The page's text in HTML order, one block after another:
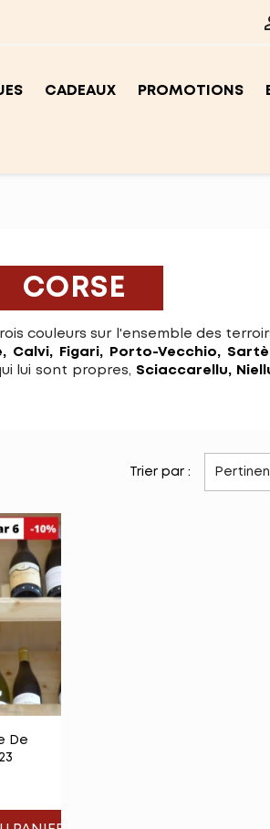
CADEAUX PROMOTIONS
CORSE
couleurs sur l'ensemble des
Calvi, Figari, Porto-Vecchio,
lui sont propres, Sciaccarellu,
Trier par :
De